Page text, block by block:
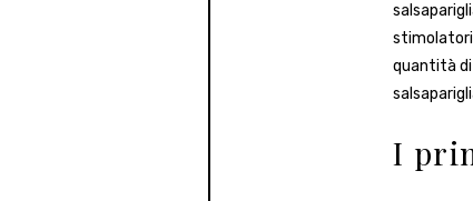
stimolatori
quantità di
I